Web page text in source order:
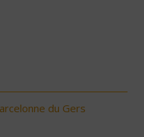
du Gers